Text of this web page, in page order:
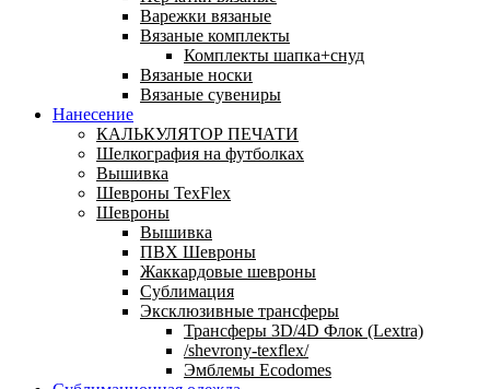
Варежки вязаные
Вязаные комплекты
Комплекты шапка+снуд
Вязаные носки
Вязаные сувениры
Нанесение
КАЛЬКУЛЯТОР ПЕЧАТИ
Шелкография на футболках
Вышивка
Шевроны TexFlex
Шевроны
Вышивка
ПВХ Шевроны
Жаккардовые шевроны
Сублимация
Эксклюзивные трансферы
Трансферы 3D/4D Флок (Lextra)
/shevrony-texflex/
Эмблемы Ecodomes